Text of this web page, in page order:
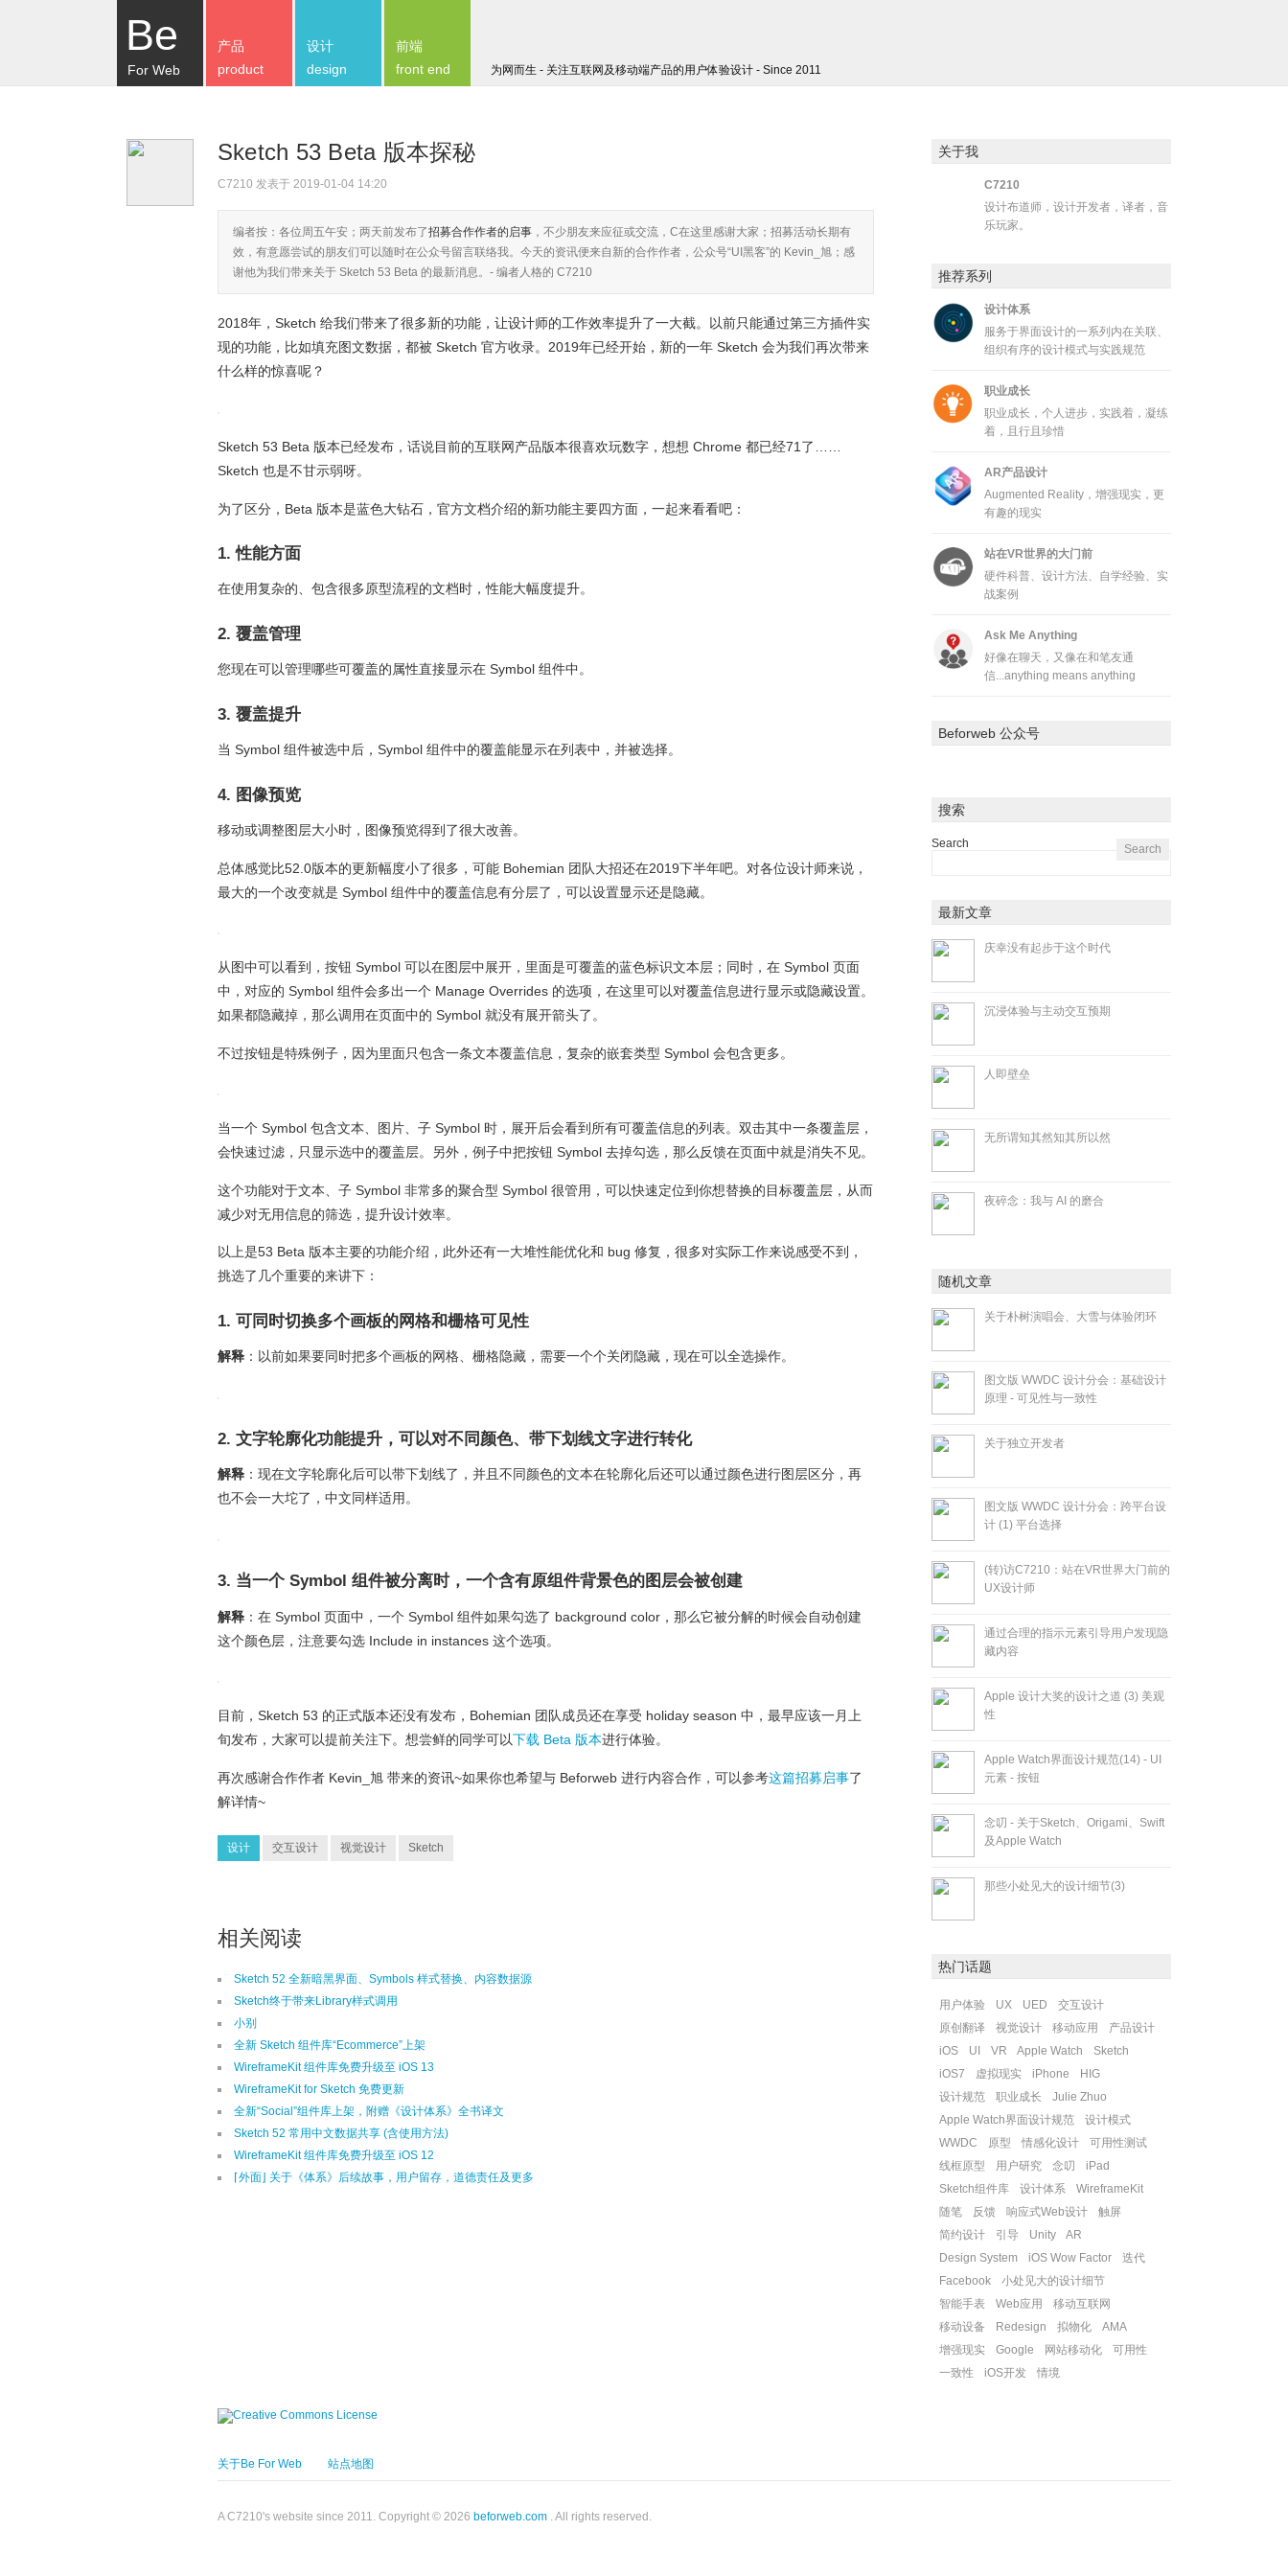
Be
For Web 为网而生 - 关注互联网及移动端产品的用户体验设计 - Since 2011
产品
product
设计
design
前端
front end
Sketch 53 Beta 版本探秘
C7210 发表于 2019-01-04 14:20
编者按：各位周五午安；两天前发布了招募合作作者的启事 ，不少朋友来应征或交流，C在这里感谢大家；招募活动长期有
效，有意愿尝试的朋友们可以随时在公众号留言联络我。今天的资讯便来自新的合作作者，公众号“UI黑客”的 Kevin_旭；感
谢他为我们带来关于 Sketch 53 Beta 的最新消息。- 编者人格的 C7210
2018年，Sketch 给我们带来了很多新的功能，让设计师的工作效率提升了一大截。以前只能通过第三方插件实
现的功能，比如填充图文数据，都被 Sketch 官方收录。2019年已经开始，新的一年 Sketch 会为我们再次带来
什么样的惊喜呢？
Sketch 53 Beta 版本已经发布，话说目前的互联网产品版本很喜欢玩数字，想想 Chrome 都已经71了……
Sketch 也是不甘示弱呀。
为了区分，Beta 版本是蓝色大钻石，官方文档介绍的新功能主要四方面，一起来看看吧：
1. 性能方面
在使用复杂的、包含很多原型流程的文档时，性能大幅度提升。
2. 覆盖管理
您现在可以管理哪些可覆盖的属性直接显示在 Symbol 组件中。
3. 覆盖提升
当 Symbol 组件被选中后，Symbol 组件中的覆盖能显示在列表中，并被选择。
4. 图像预览
移动或调整图层大小时，图像预览得到了很大改善。
总体感觉比52.0版本的更新幅度小了很多，可能 Bohemian 团队大招还在2019下半年吧。对各位设计师来说，
最大的一个改变就是 Symbol 组件中的覆盖信息有分层了，可以设置显示还是隐藏。
从图中可以看到，按钮 Symbol 可以在图层中展开，里面是可覆盖的蓝色标识文本层；同时，在 Symbol 页面
中，对应的 Symbol 组件会多出一个 Manage Overrides 的选项，在这里可以对覆盖信息进行显示或隐藏设置。
如果都隐藏掉，那么调用在页面中的 Symbol 就没有展开箭头了。
不过按钮是特殊例子，因为里面只包含一条文本覆盖信息，复杂的嵌套类型 Symbol 会包含更多。
当一个 Symbol 包含文本、图片、子 Symbol 时，展开后会看到所有可覆盖信息的列表。双击其中一条覆盖层，
会快速过滤，只显示选中的覆盖层。另外，例子中把按钮 Symbol 去掉勾选，那么反馈在页面中就是消失不见。
这个功能对于文本、子 Symbol 非常多的聚合型 Symbol 很管用，可以快速定位到你想替换的目标覆盖层，从而
减少对无用信息的筛选，提升设计效率。
以上是53 Beta 版本主要的功能介绍，此外还有一大堆性能优化和 bug 修复，很多对实际工作来说感受不到，
挑选了几个重要的来讲下：
1. 可同时切换多个画板的网格和栅格可见性
解释 ：以前如果要同时把多个画板的网格、栅格隐藏，需要一个个关闭隐藏，现在可以全选操作。
2. 文字轮廓化功能提升，可以对不同颜色、带下划线文字进行转化
解释 ：现在文字轮廓化后可以带下划线了，并且不同颜色的文本在轮廓化后还可以通过颜色进行图层区分，再
也不会一大坨了，中文同样适用。
3. 当一个 Symbol 组件被分离时，一个含有原组件背景色的图层会被创建
解释 ：在 Symbol 页面中，一个 Symbol 组件如果勾选了 background color，那么它被分解的时候会自动创建
这个颜色层，注意要勾选 Include in instances 这个选项。
目前，Sketch 53 的正式版本还没有发布，Bohemian 团队成员还在享受 holiday season 中，最早应该一月上
旬发布，大家可以提前关注下。想尝鲜的同学可以下载 Beta 版本进行体验。
再次感谢合作作者 Kevin_旭 带来的资讯~如果你也希望与 Beforweb 进行内容合作，可以参考这篇招募启事了
解详情~
设计 交互设计 视觉设计 Sketch
相关阅读
Sketch 52 全新暗黑界面、Symbols 样式替换、内容数据源
Sketch终于带来Library样式调用
小别
全新 Sketch 组件库“Ecommerce”上架
WireframeKit 组件库免费升级至 iOS 13
WireframeKit for Sketch 免费更新
全新“Social”组件库上架，附赠《设计体系》全书译文
Sketch 52 常用中文数据共享 (含使用方法)
WireframeKit 组件库免费升级至 iOS 12
⌈外面⌋ 关于《体系》后续故事，用户留存，道德责任及更多
关于我
C7210
设计布道师，设计开发者，译者，音
乐玩家。
推荐系列
设计体系
服务于界面设计的一系列内在关联、
组织有序的设计模式与实践规范
职业成长
职业成长，个人进步，实践着，凝练
着，且行且珍惜
AR产品设计
Augmented Reality，增强现实，更
有趣的现实
站在VR世界的大门前
硬件科普、设计方法、自学经验、实
战案例
Ask Me Anything
好像在聊天，又像在和笔友通
信...anything means anything
Beforweb 公众号
搜索
Search
最新文章
庆幸没有起步于这个时代
沉浸体验与主动交互预期
人即壁垒
无所谓知其然知其所以然
夜碎念：我与 AI 的磨合
随机文章
关于朴树演唱会、大雪与体验闭环
图文版 WWDC 设计分会：基础设计
原理 - 可见性与一致性
关于独立开发者
图文版 WWDC 设计分会：跨平台设
计 (1) 平台选择
(转)访C7210：站在VR世界大门前的
UX设计师
通过合理的指示元素引导用户发现隐
藏内容
Apple 设计大奖的设计之道 (3) 美观
性
Apple Watch界面设计规范(14) - UI
元素 - 按钮
念叨 - 关于Sketch、Origami、Swift
及Apple Watch
那些小处见大的设计细节(3)
热门话题
用户体验 UX UED
交互设计
原创翻译
视觉设计 移动应用
产品设计
iOS
UI VR Apple Watch
Sketch
iOS7
虚拟现实 iPhone
HIG
设计规范
职业成长
Julie Zhuo
Apple Watch界面设计规范
设计模式
WWDC
原型 情感化设计
可用性测试
线框原型
用户研究 念叨
iPad
Sketch组件库
设计体系
WireframeKit
随笔
反馈 响应式Web设计
触屏
简约设计
引导 Unity
AR
Design System
iOS Wow Factor
迭代
Facebook
小处见大的设计细节
智能手表
Web应用
移动互联网
移动设备
Redesign 拟物化
AMA
增强现实
Google 网站移动化
可用性
一致性
iOS开发 情境
关于Be For Web 站点地图
A C7210's website since 2011. Copyright © 2026 beforweb.com . All rights reserved.